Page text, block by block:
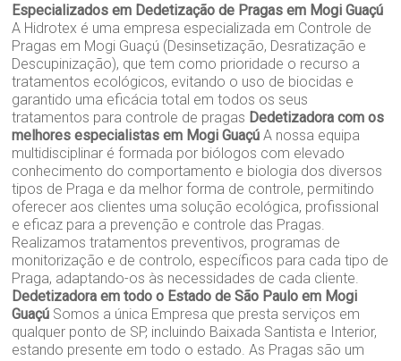
Especializados em Dedetização de Pragas em Mogi Guaçú
A Hidrotex é uma empresa especializada em Controle de
Pragas em Mogi Guaçú (Desinsetização, Desratização e
Descupinização), que tem como prioridade o recurso a
tratamentos ecológicos, evitando o uso de biocidas e
garantido uma eficácia total em todos os seus
tratamentos para controle de pragas Dedetizadora com os
melhores especialistas em Mogi Guaçú A nossa equipa
multidisciplinar é formada por biólogos com elevado
conhecimento do comportamento e biologia dos diversos
tipos de Praga e da melhor forma de controle, permitindo
oferecer aos clientes uma solução ecológica, profissional
e eficaz para a prevenção e controle das Pragas.
Realizamos tratamentos preventivos, programas de
monitorização e de controlo, específicos para cada tipo de
Praga, adaptando-os às necessidades de cada cliente.
Dedetizadora em todo o Estado de São Paulo em Mogi
Guaçú Somos a única Empresa que presta serviços em
qualquer ponto de SP, incluindo Baixada Santista e Interior,
estando presente em todo o estado. As Pragas são um